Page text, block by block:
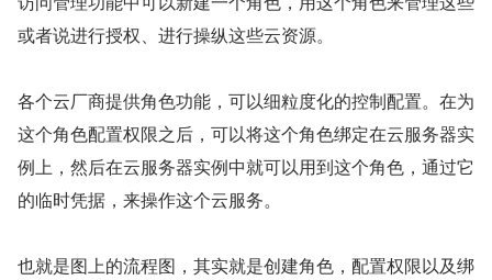
或者说进行授权、进行操纵这些云资源。
各个云厂商提供角色功能，可以细粒度化的控制配置。在为
这个角色配置权限之后，可以将这个角色绑定在云服务器实
例上，然后在云服务器实例中就可以用到这个角色，通过它
的临时凭据，来操作这个云服务。
也就是图上的流程图，其实就是创建角色，配置权限以及绑